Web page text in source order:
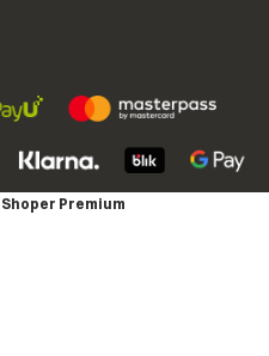
Shoper Premium